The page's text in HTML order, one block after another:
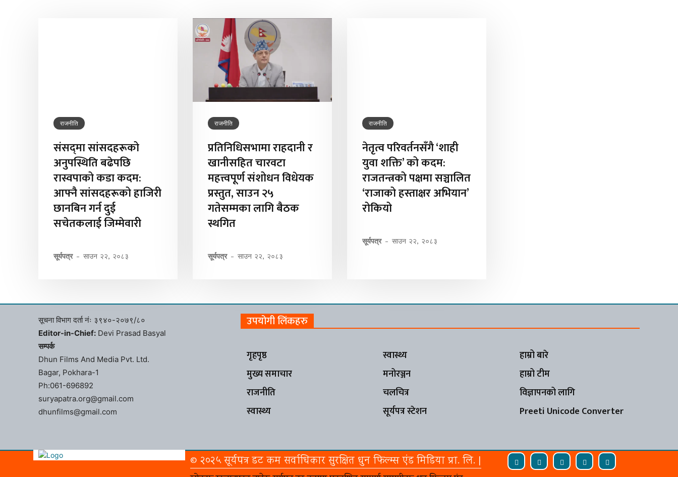
राजनीति
संसद्‌मा सांसदहरूको
अनुपस्थिति बढेपछि
रास्वपाको कडा कदम:
आफ्नै सांसदहरूको हाजिरी
छानबिन गर्न दुई
सचेतकलाई जिम्मेवारी
सूर्यपत्र - साउन २२, २०८३
राजनीति
प्रतिनिधिसभामा राहदानी र
खानीसहित चारवटा
महत्त्वपूर्ण संशोधन विधेयक
प्रस्तुत, साउन २५
गतेसम्मका लागि बैठक
स्थगित
सूर्यपत्र - साउन २२, २०८३
राजनीति
नेतृत्व परिवर्तनसँगै ‘शाही
युवा शक्ति’ को कदम:
राजतन्त्रको पक्षमा सञ्चालित
‘राजाको हस्ताक्षर अभियान’
रोकियो
सूर्यपत्र - साउन २२, २०८३
सूचना विभाग दर्ता नंः ३९४०-२०७९/८०
Editor-in-Chief: Devi Prasad Basyal
सम्पर्क
Dhun Films And Media Pvt. Ltd.
Bagar, Pokhara-1
Ph:061-696892
suryapatra.org@gmail.com
dhunfilms@gmail.com
उपयोगी लिंकहरु
गृहपृष्ठ
मुख्य समाचार
राजनीति
स्वास्थ्य
स्वास्थ्य
मनोरञ्जन
चलचित्र
सूर्यपत्र स्टेशन
हाम्रो बारे
हाम्रो टीम
विज्ञापनको लागि
Preeti Unicode Converter
© २०२५ सूर्यपत्र डट कम सर्वाधिकार सुरक्षित धुन फिल्म्स एंड मिडिया प्रा. लि. |